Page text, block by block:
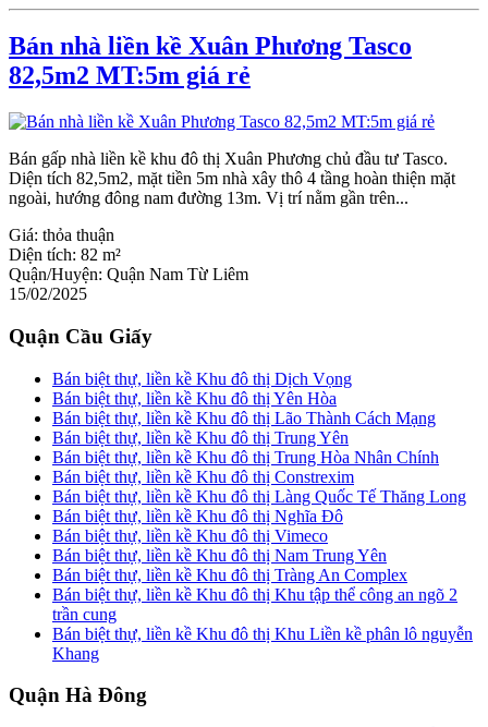
Bán nhà liền kề Xuân Phương Tasco
82,5m2 MT:5m giá rẻ
Bán gấp nhà liền kề khu đô thị Xuân Phương chủ đầu tư Tasco.
Diện tích 82,5m2, mặt tiền 5m nhà xây thô 4 tầng hoàn thiện mặt
ngoài, hướng đông nam đường 13m. Vị trí nằm gần trên...
Giá: thỏa thuận
Diện tích: 82 m²
Quận/Huyện: Quận Nam Từ Liêm
15/02/2025
Quận Cầu Giấy
Bán biệt thự, liền kề Khu đô thị Dịch Vọng
Bán biệt thự, liền kề Khu đô thị Yên Hòa
Bán biệt thự, liền kề Khu đô thị Lão Thành Cách Mạng
Bán biệt thự, liền kề Khu đô thị Trung Yên
Bán biệt thự, liền kề Khu đô thị Trung Hòa Nhân Chính
Bán biệt thự, liền kề Khu đô thị Constrexim
Bán biệt thự, liền kề Khu đô thị Làng Quốc Tế Thăng Long
Bán biệt thự, liền kề Khu đô thị Nghĩa Đô
Bán biệt thự, liền kề Khu đô thị Vimeco
Bán biệt thự, liền kề Khu đô thị Nam Trung Yên
Bán biệt thự, liền kề Khu đô thị Tràng An Complex
Bán biệt thự, liền kề Khu đô thị Khu tập thể công an ngõ 2
trần cung
Bán biệt thự, liền kề Khu đô thị Khu Liền kề phân lô nguyễn
Khang
Quận Hà Đông